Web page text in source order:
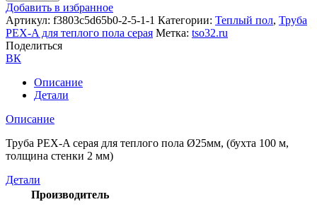
Добавить в избранное
Артикул: f3803c5d65b0-2-5-1-1 Категории: Теплый пол, Труба
PEX-A для теплого пола серая Метка: tso32.ru
Поделиться
ВК
Описание
Детали
Описание
Труба PEX-A серая для теплого пола Ø25мм, (бухта 100 м,
толщина стенки 2 мм)
Детали
Производитель